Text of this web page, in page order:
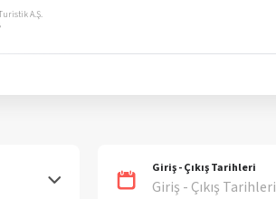
A.Ş.
Giriş - Çıkış Tarihleri
Giriş - Çıkış Tarihleri